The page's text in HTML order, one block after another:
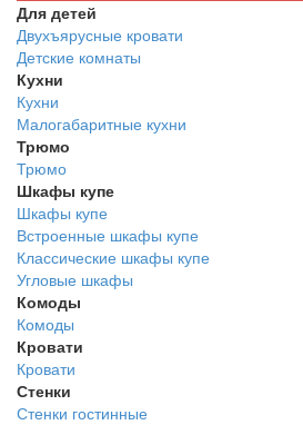
Для детей
Двухъярусные кровати
Детские комнаты
Кухни
Кухни
Малогабаритные кухни
Трюмо
Трюмо
Шкафы купе
Шкафы купе
Встроенные шкафы купе
Классические шкафы купе
Угловые шкафы
Комоды
Комоды
Кровати
Кровати
Стенки
Стенки гостинные